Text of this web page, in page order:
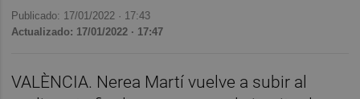
Publicado: 17/01/2022 · 17:43
Actualizado: 17/01/2022 · 17:47
VALÈNCIA. Nerea Martí vuelve a subir al